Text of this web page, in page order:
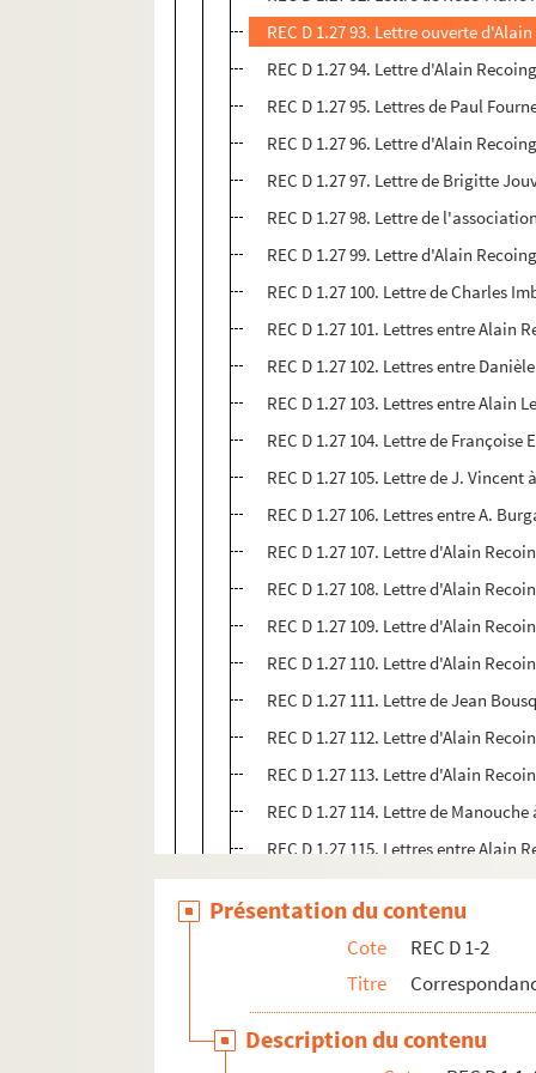
REC D 1.27 93. Lettre ouverte
REC D 1.27 94. Lettre d'Alain
REC D 1.27 95. Lettres de Paul
REC D 1.27 96. Lettre d'Alain
REC D 1.27 97. Lettre de Brigitte
REC D 1.27 98. Lettre de
REC D 1.27 99. Lettre d'Alain
REC D 1.27 100. Lettre de Charles
REC D 1.27 101. Lettres entre Alain
REC D 1.27 102. Lettres entre
REC D 1.27 103. Lettres entre Alain
REC D 1.27 104. Lettre de
REC D 1.27 105. Lettre de J. Vincent
REC D 1.27 106. Lettres entre A.
REC D 1.27 107. Lettre d'Alain
REC D 1.27 108. Lettre d'Alain
REC D 1.27 109. Lettre d'Alain
REC D 1.27 110. Lettre d'Alain
REC D 1.27 111. Lettre de Jean
REC D 1.27 112. Lettre d'Alain
REC D 1.27 113. Lettre d'Alain
REC D 1.27 114. Lettre de
REC D 1.27 115. Lettres entre Alain
REC D 1.27 116. Lettre de Lucette
REC D 1.27 117. Lettre d'Alain
REC D 1.27 118. Lettre de
REC D 1.27 119. Lettre avec
REC D 1.27 120. Lettre d'Alain
Présentation du contenu
Cote
REC D 1-2
Titre
Description du contenu